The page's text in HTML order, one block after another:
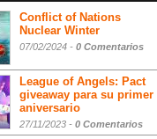
Conflict of Nations
Nuclear Winter
07/02/2024 - 0 Comentarios
League of Angels: Pact
giveaway para su primer
aniversario
27/11/2023 - 0 Comentarios